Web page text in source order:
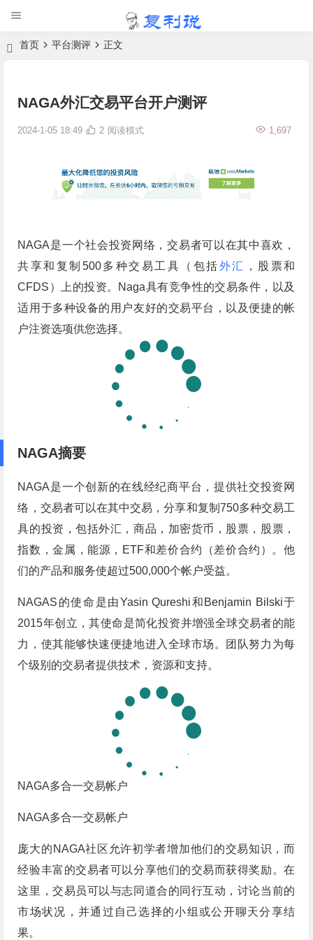
首页 平台测评 正文
NAGA外汇交易平台开户测评
2024-1-05 18:49 1,697
2 阅读模式
NAGA是一个社会投资网络，交易者可以在其中喜欢，
共享和复制500多种交易工具（包括外汇
，股票和
CFDS）上的投资。Naga具有竞争性的交易条件，以及
适用于多种设备的用户友好的交易平台，以及便捷的帐
户注资选项供您选择。
NAGA摘要
NAGA是一个创新的在线经纪商平台，提供社交投资网
络，交易者可以在其中交易，分享和复制750多种交易工
具的投资，包括外汇，商品，加密货币，股票，股票，
指数，金属，能源，ETF和差价合约（差价合约）。他
们的产品和服务使超过500,000个帐户受益。
NAGAS的使命是由Yasin Qureshi和Benjamin Bilski于
2015年创立，其使命是简化投资并增强全球交易者的能
力，使其能够快速便捷地进入全球市场。团队努力为每
个级别的交易者提供技术，资源和支持。
NAGA多合一交易帐户
NAGA多合一交易帐户
庞大的NAGA社区允许初学者增加他们的交易知识，而
经验丰富的交易者可以分享他们的交易而获得奖励。在
这里，交易员可以与志同道合的同行互动，讨论当前的
市场状况，并通过自己选择的小组或公开聊天分享结
果。